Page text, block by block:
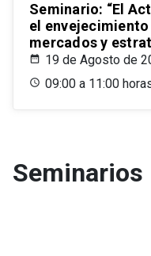
Seminario: “El
el
mercados y
19 de Agosto de
09:00 a 11:00
Seminarios